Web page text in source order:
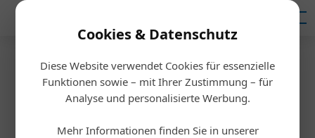
Cookies & Datenschutz
Diese Website verwendet Cookies für essenzielle
Funktionen sowie – mit Ihrer Zustimmung – für
Analyse und personalisierte Werbung.
Mehr Informationen finden Sie in unserer
Startseite/Persönlichkeiten
Rainer Münz
Mangelware Arbeitskraft